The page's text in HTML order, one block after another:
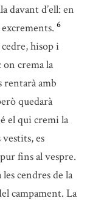
davant d’ell: en
6
hisop i
crema la
rentarà amb
quedarà
el qui cremi la
vestits, es
fins al vespre.
cendres de la
campament. La